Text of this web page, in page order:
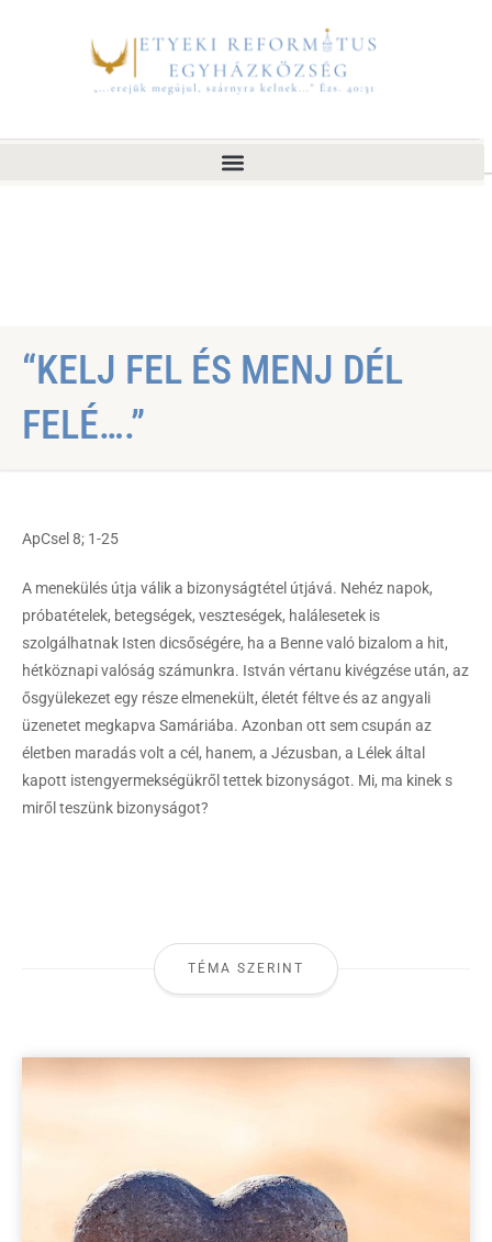
“KELJ FEL ÉS MENJ DÉL
FELÉ….”
ApCsel 8; 1-25
A menekülés útja válik a bizonyságtétel útjává. Nehéz napok,
próbatételek, betegségek, veszteségek, halálesetek is
szolgálhatnak Isten dicsőségére, ha a Benne való bizalom a hit,
hétköznapi valóság számunkra. István vértanu kivégzése után, az
ősgyülekezet egy része elmenekült, életét féltve és az angyali
üzenetet megkapva Samáriába. Azonban ott sem csupán az
életben maradás volt a cél, hanem, a Jézusban, a Lélek által
kapott istengyermekségükről tettek bizonyságot. Mi, ma kinek s
miről teszünk bizonyságot?
TÉMA SZERINT